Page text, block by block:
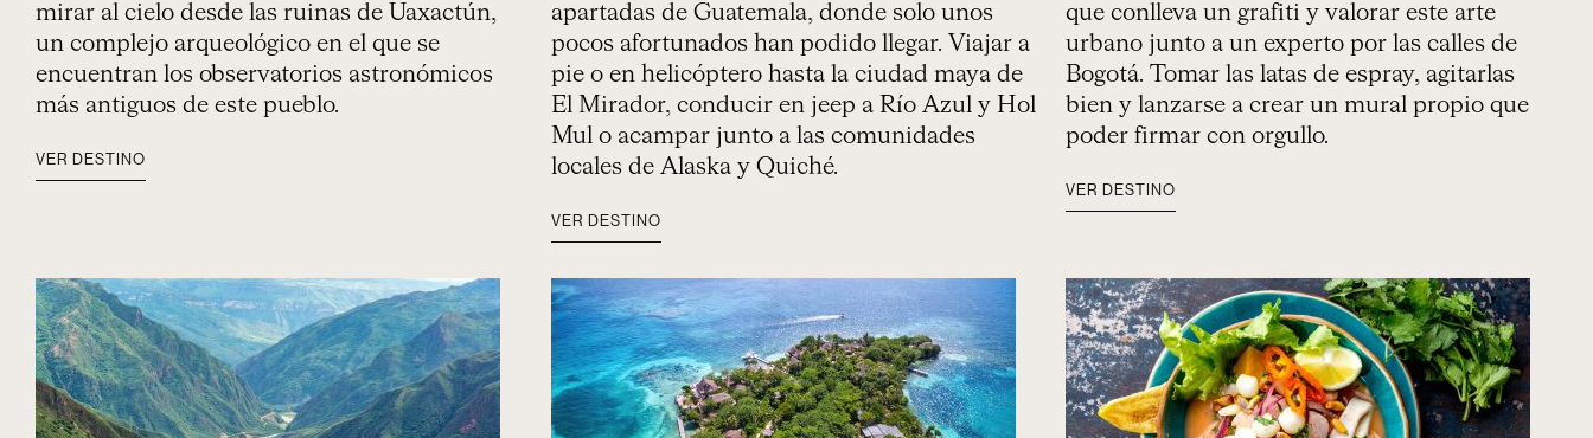
mirar al cielo desde las ruinas de Uaxactún,
un complejo arqueológico en el que se
encuentran los observatorios astronómicos
más antiguos de este pueblo.
VER DESTINO
apartadas de Guatemala, donde solo unos
pocos afortunados han podido llegar. Viajar a
pie o en helicóptero hasta la ciudad maya de
El Mirador, conducir en jeep a Río Azul y Hol
Mul o acampar junto a las comunidades
locales de Alaska y Quiché.
VER DESTINO
que conlleva un grafiti y valorar este arte
urbano junto a un experto por las calles de
Bogotá. Tomar las latas de espray, agitarlas
bien y lanzarse a crear un mural propio que
poder firmar con orgullo.
VER DESTINO